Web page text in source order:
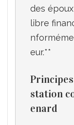
des époux
libre
station
enard